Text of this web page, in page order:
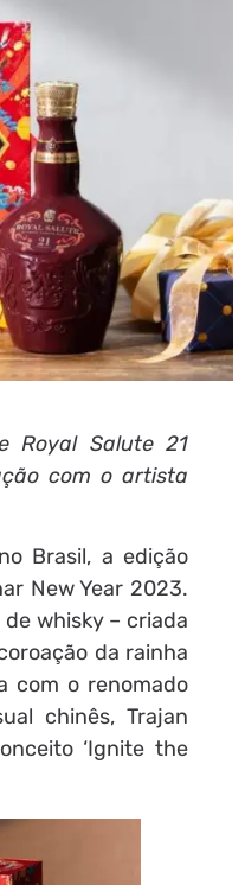
Royal Salute 21
com o artista
Brasil, a edição
New Year 2023.
whisky – criada
da rainha
com o renomado
chinês, Trajan
‘Ignite the